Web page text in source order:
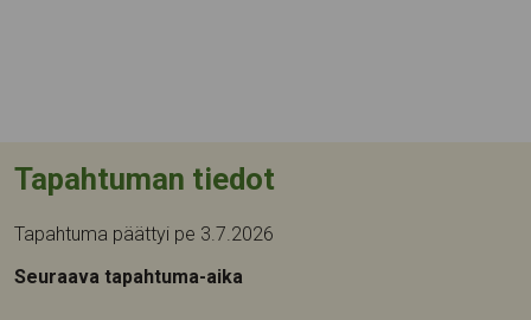
Tapahtuman tiedot
Tapahtuma päättyi pe 3.7.2026
Seuraava tapahtuma-aika